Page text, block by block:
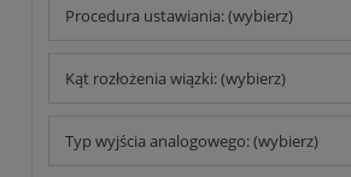
Procedura ustawiania: (wybierz)
Kąt rozłożenia wiązki: (wybierz)
Typ wyjścia analogowego: (wybierz)